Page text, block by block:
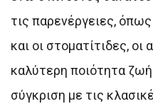
τις παρενέργειες,
και οι στοματίτιδες,
καλύτερη ποιότητα
σύγκριση με τις